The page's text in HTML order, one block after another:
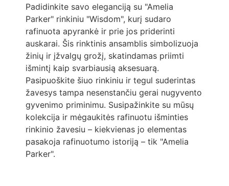
Padidinkite savo eleganciją su "Amelia
Parker" rinkiniu "Wisdom", kurį sudaro
rafinuota apyrankė ir prie jos priderinti
auskarai. Šis rinktinis ansamblis simbolizuoja
žinių ir įžvalgų grožį, skatindamas priimti
išmintį kaip svarbiausią aksesuarą.
Pasipuoškite šiuo rinkiniu ir tegul suderintas
žavesys tampa nesenstančiu gerai nugyvento
gyvenimo priminimu. Susipažinkite su mūsų
kolekcija ir mėgaukitės rafinuotu išminties
rinkinio žavesiu – kiekvienas jo elementas
pasakoja rafinuotumo istoriją – tik "Amelia
Parker".